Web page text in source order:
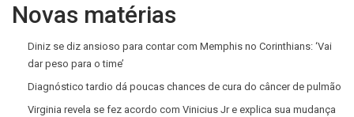
Novas matérias
Diniz se diz ansioso para contar com Memphis no Corinthians: ‘Vai
dar peso para o time’
Diagnóstico tardio dá poucas chances de cura do câncer de pulmão
Virginia revela se fez acordo com Vinicius Jr e explica sua mudança